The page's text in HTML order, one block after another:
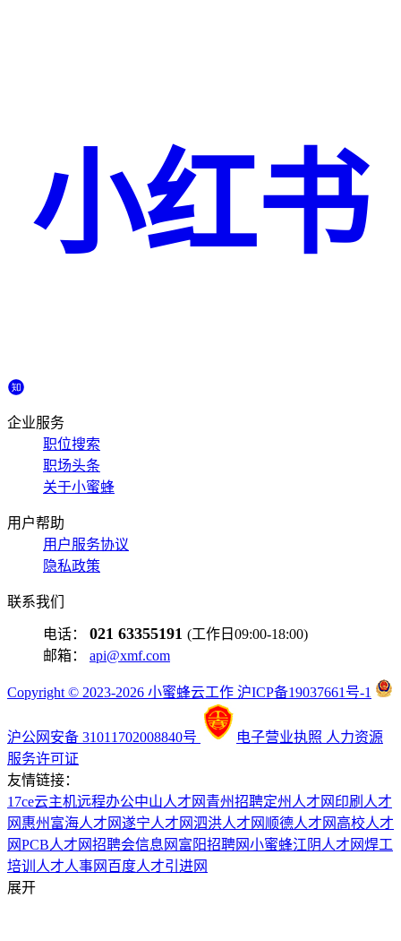
小红书
企业服务
职位搜索
职场头条
关于小蜜蜂
用户帮助
用户服务协议
隐私政策
联系我们
电话： 021 63355191 (工作日09:00-18:00)
邮箱： api@xmf.com
Copyright © 2023-2026 小蜜蜂云工作 沪ICP备19037661号-1
沪公网安备 31011702008840号 电子营业执照 人力资源
服务许可证
友情链接：
17ce云主机远程办公中山人才网 青州招聘定州人才网 印刷人才
网 惠州富海人才网遂宁人才网泗洪人才网 顺德人才网 高校人才
网PCB人才网招聘会信息网 富阳招聘网小蜜蜂江阴人才网焊工
培训 人才人事网 百度人才引进网
展开